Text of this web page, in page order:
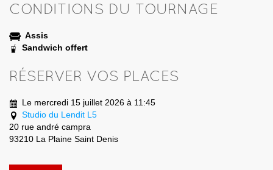
CONDITIONS DU TOURNAGE
Assis
Sandwich offert
RÉSERVER VOS PLACES
Le mercredi 15 juillet 2026 à 11:45
Studio du Lendit L5
20 rue andré campra
93210 La Plaine Saint Denis